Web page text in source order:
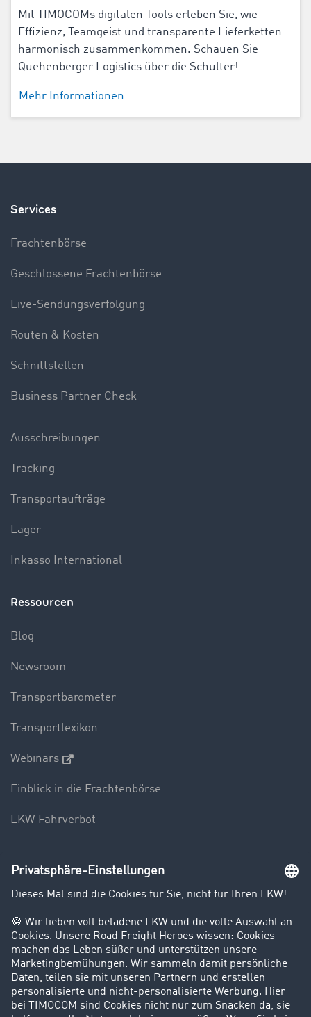
Mit TIMOCOMs digitalen Tools erleben Sie, wie
Effizienz, Teamgeist und transparente Lieferketten
harmonisch zusammenkommen. Schauen Sie
Quehenberger Logistics über die Schulter!
Mehr Informationen
Services
Frachtenbörse
Geschlossene Frachtenbörse
Live-Sendungsverfolgung
Routen & Kosten
Schnittstellen
Business Partner Check
Ausschreibungen
Tracking
Transportaufträge
Lager
Inkasso International
Ressourcen
Blog
Newsroom
Transportbarometer
Transportlexikon
Webinars
Einblick in die Frachtenbörse
LKW Fahrverbot
Unternehmen
Kunden werben Kunden
Success Stories
Karriere
Support